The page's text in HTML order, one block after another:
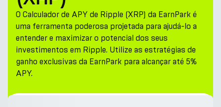
O Calculador de APY de Ripple (XRP) da EarnPark é
uma ferramenta poderosa projetada para ajudá-lo a
entender e maximizar o potencial dos seus
investimentos em Ripple. Utilize as estratégias de
ganho exclusivas da EarnPark para alcançar até 5%
APY.